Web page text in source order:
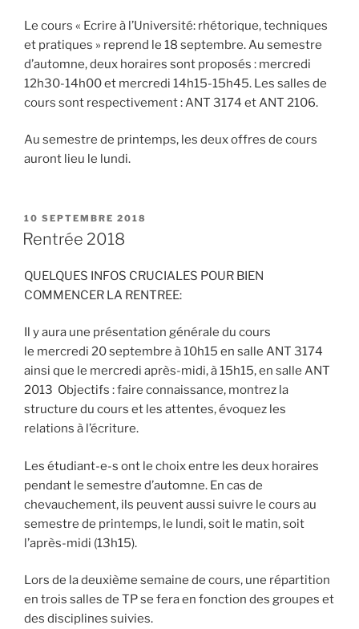
Le cours « Ecrire à l’Université: rhétorique, techniques
et pratiques » reprend le 18 septembre. Au semestre
d’automne, deux horaires sont proposés : mercredi
12h30-14h00 et mercredi 14h15-15h45. Les salles de
cours sont respectivement : ANT 3174 et ANT 2106.
Au semestre de printemps, les deux offres de cours
auront lieu le lundi.
PUBLIÉ
LE
10 SEPTEMBRE 2018
Rentrée 2018
QUELQUES INFOS CRUCIALES POUR BIEN
COMMENCER LA RENTREE:
Il y aura une présentation générale du cours
le mercredi 20 septembre à 10h15 en salle ANT 3174
ainsi que le mercredi après-midi, à 15h15, en salle ANT
2013 Objectifs : faire connaissance, montrez la
structure du cours et les attentes, évoquez les
relations à l’écriture.
Les étudiant-e-s ont le choix entre les deux horaires
pendant le semestre d’automne. En cas de
chevauchement, ils peuvent aussi suivre le cours au
semestre de printemps, le lundi, soit le matin, soit
l’après-midi (13h15).
Lors de la deuxième semaine de cours, une répartition
en trois salles de TP se fera en fonction des groupes et
des disciplines suivies.